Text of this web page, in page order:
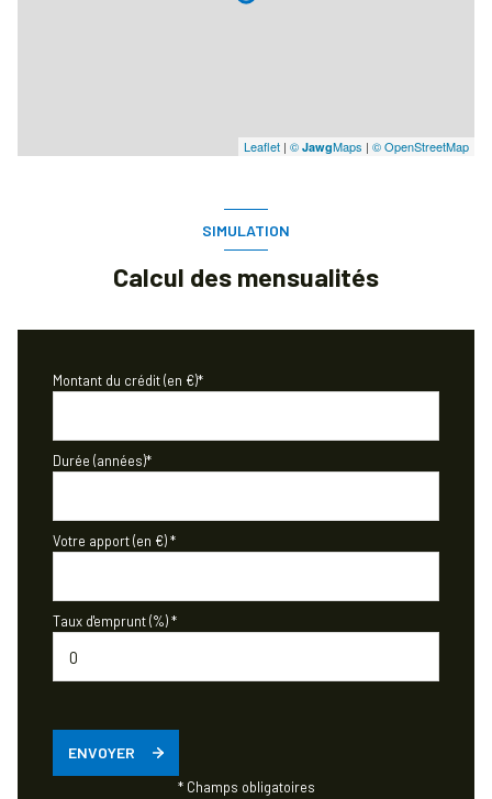
Leaflet | © JawgMaps | © OpenStreetMap
SIMULATION
Calcul des mensualités
Montant du crédit (en €)*
Durée (années)*
Votre apport (en €) *
Taux d'emprunt (%) *
ENVOYER
* Champs obligatoires